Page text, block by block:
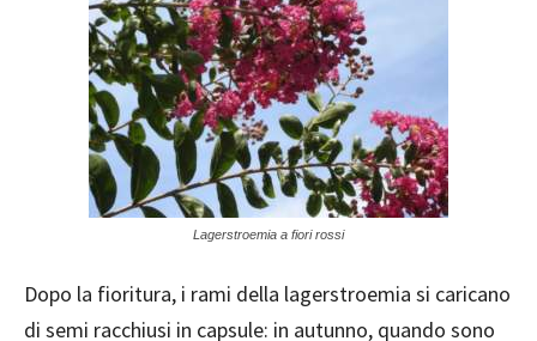
Lagerstroemia a fiori rossi
Dopo la fioritura, i rami della lagerstroemia si caricano
di semi racchiusi in capsule: in autunno, quando sono